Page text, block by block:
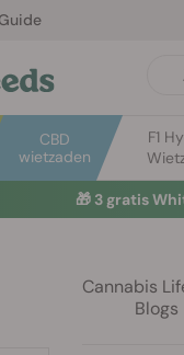
CBD
wietzaden
F1
☀️Summer
Cannabis
Blogs